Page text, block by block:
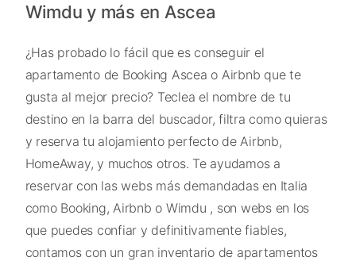
Wimdu y más en Ascea
¿Has probado lo fácil que es conseguir el
apartamento de Booking Ascea o Airbnb que te
gusta al mejor precio? Teclea el nombre de tu
destino en la barra del buscador, filtra como quieras
y reserva tu alojamiento perfecto de Airbnb,
HomeAway, y muchos otros. Te ayudamos a
reservar con las webs más demandadas en Italia
como Booking, Airbnb o Wimdu , son webs en los
que puedes confiar y definitivamente fiables,
contamos con un gran inventario de apartamentos